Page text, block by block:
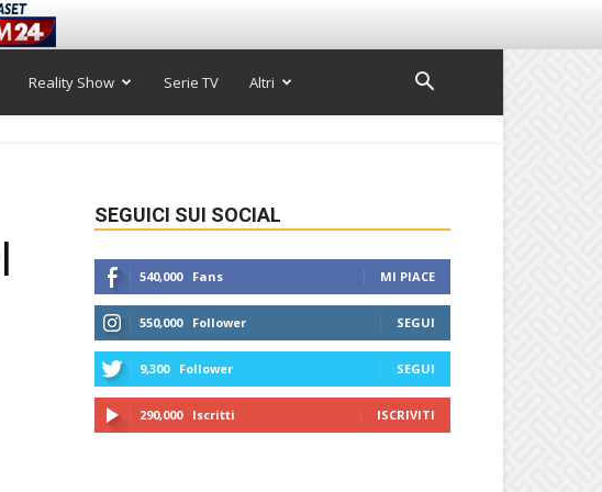
Reality Show Serie TV Altri
SEGUICI SUI SOCIAL
540,000 Fans MI PIACE
550,000 Follower SEGUI
9,300 Follower SEGUI
290,000 Iscritti ISCRIVITI